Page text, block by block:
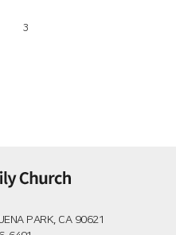
3
PARK, CA 90621